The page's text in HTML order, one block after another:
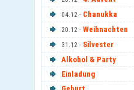
04.12 - Chanukka
20.12 - Weihnachten
31.12 - Silvester
Alkohol & Party
Einladung